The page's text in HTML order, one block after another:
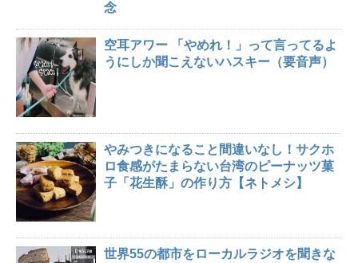
念
空耳アワー 「やめれ！」って言ってるよ
うにしか聞こえないハスキー（要音声）
やみつきになること間違いなし！サクホ
ロ食感がたまらない台湾のピーナッツ菓
子「花生酥」の作り方【ネトメシ】
世界55の都市をローカルラジオを聞きな